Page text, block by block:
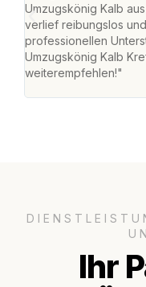
Umzugskönig Kalb
verlief reibungslos
professionellen
Umzugskönig Kalb
weiterempfehlen!"
Ihr